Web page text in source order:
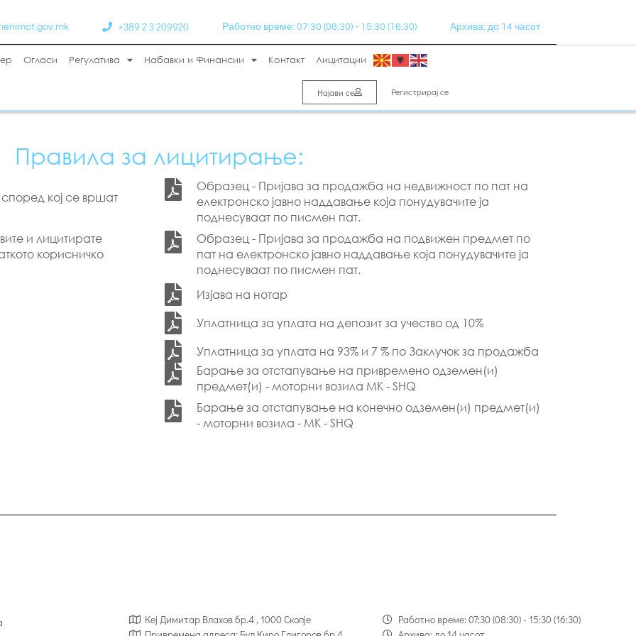
+389 2 3 209920 Работно време: 07:30 (08:30) - 15:30 (16:30) Архива: до 14 часот
Огласи Регулатива Набавки и Финансии Контакт Лицитации
Најави се Регистрирај се
Правила за лицитирање:
кој се вршат
и лицитирате
корисничко
Образец - Пријава за продажба на недвижност по пат на
електронско јавно наддавање која понудувачите ја
поднесуваат по писмен пат.
Образец - Пријава за продажба на подвижен предмет по
пат на електронско јавно наддавање која понудувачите ја
поднесуваат по писмен пат.
Изјава на нотар
Уплатница за уплата на депозит за учество од 10%
Уплатница за уплата на 93% и 7 % по Заклучок за продажба
Барање за отстапување на привремено одземен(и)
предмет(и) - моторни возила МК - SHQ
Барање за отстапување на конечно одземен(и) предмет(и)
- моторни возила - МК - SHQ
Кеј Димитар Влахов бр.4 , 1000 Скопје
Работно време: 07:30 (08:30) - 15:30 (16:30)